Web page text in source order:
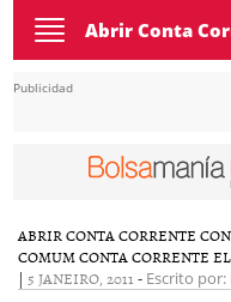
Toggle
navigation
Abrir Conta
Publicidad
ABRIR CONTA CORRENTE
COMUMCONTA CORRENTE
| 5 JANEIRO, 2011 - Escrito por: